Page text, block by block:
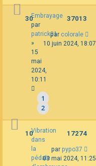
Embrayage
par
patrick01
»
15
mai
2024,
10:11
1
2
30 37013
par colorale
10 juin 2024, 18:07
Vibration
dans
la
pédale
10 17274
par pypo37
03 mai 2024, 11:25